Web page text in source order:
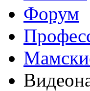
Форум